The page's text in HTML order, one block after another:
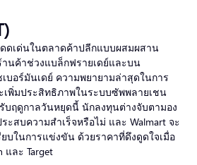
ดดเด่นในตลาดค้าปลีกแบบผสมผสาน
นค้าช่วงแบล็กฟรายเดย์และบน
บอร์มันเดย์ ความพยายามล่าสุดในการ
เพิ่มประสิทธิภาพในระบบซัพพลายเชน
บฤดูกาลวันหยุดนี้ นักลงทุนต่างจับตามอง
ะสบความสำเร็จหรือไม่ และ Walmart จะ
บในการแข่งขัน ด้วยราคาที่ดึงดูดใจเมื่อ
และ Target